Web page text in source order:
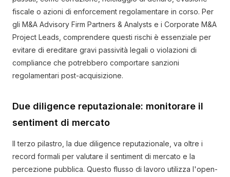
fiscale o azioni di enforcement regolamentare in corso. Per
gli M&A Advisory Firm Partners & Analysts e i Corporate M&A
Project Leads, comprendere questi rischi è essenziale per
evitare di ereditare gravi passività legali o violazioni di
compliance che potrebbero comportare sanzioni
regolamentari post-acquisizione.
Due diligence reputazionale: monitorare il
sentiment di mercato
Il terzo pilastro, la due diligence reputazionale, va oltre i
record formali per valutare il sentiment di mercato e la
percezione pubblica. Questo flusso di lavoro utilizza l'open-